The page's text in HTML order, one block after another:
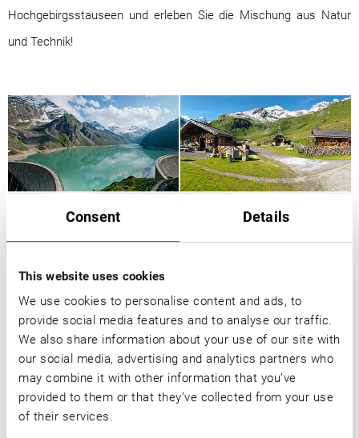
Consent Details
This website uses cookies
We use cookies to personalise content and ads, to
provide social media features and to analyse our traffic.
We also share information about your use of our site with
our social media, advertising and analytics partners who
may combine it with other information that you’ve
provided to them or that they’ve collected from your use
of their services.
Hochgebirgsstauseen und erleben Sie die Mischung aus Natur
und Technik!
Das könnte Sie auch